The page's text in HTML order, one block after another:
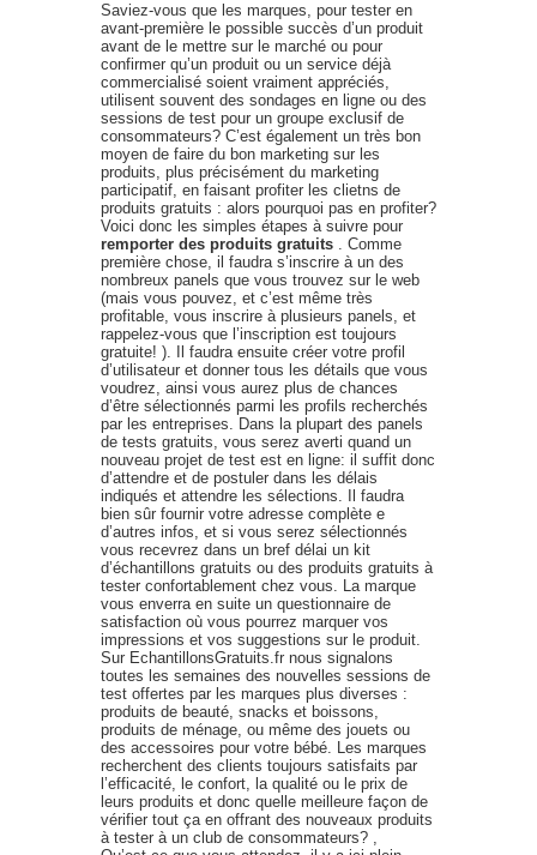
Saviez-vous que les marques, pour tester en
avant-première le possible succès d’un produit
avant de le mettre sur le marché ou pour
confirmer qu’un produit ou un service déjà
commercialisé soient vraiment appréciés,
utilisent souvent des sondages en ligne ou des
sessions de test pour un groupe exclusif de
consommateurs? C’est également un très bon
moyen de faire du bon marketing sur les
produits, plus précisément du marketing
participatif, en faisant profiter les clietns de
produits gratuits : alors pourquoi pas en profiter?
Voici donc les simples étapes à suivre pour
remporter des produits gratuits . Comme
première chose, il faudra s’inscrire à un des
nombreux panels que vous trouvez sur le web
(mais vous pouvez, et c’est même très
profitable, vous inscrire à plusieurs panels, et
rappelez-vous que l’inscription est toujours
gratuite! ). Il faudra ensuite créer votre profil
d’utilisateur et donner tous les détails que vous
voudrez, ainsi vous aurez plus de chances
d’être sélectionnés parmi les profils recherchés
par les entreprises. Dans la plupart des panels
de tests gratuits, vous serez averti quand un
nouveau projet de test est en ligne: il suffit donc
d’attendre et de postuler dans les délais
indiqués et attendre les sélections. Il faudra
bien sûr fournir votre adresse complète e
d’autres infos, et si vous serez sélectionnés
vous recevrez dans un bref délai un kit
d’échantillons gratuits ou des produits gratuits à
tester confortablement chez vous. La marque
vous enverra en suite un questionnaire de
satisfaction où vous pourrez marquer vos
impressions et vos suggestions sur le produit.
Sur EchantillonsGratuits.fr nous signalons
toutes les semaines des nouvelles sessions de
test offertes par les marques plus diverses :
produits de beauté, snacks et boissons,
produits de ménage, ou même des jouets ou
des accessoires pour votre bébé. Les marques
recherchent des clients toujours satisfaits par
l’efficacité, le confort, la qualité ou le prix de
leurs produits et donc quelle meilleure façon de
vérifier tout ça en offrant des nouveaux produits
à tester à un club de consommateurs? ,